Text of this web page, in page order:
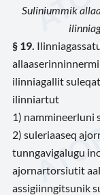
Suliniummik
§ 19.
ilinniagallit
ilinniartut
1) nammineerluni
2) suleriaaseq
tunngavigalugu
ajornartorsiutit
assigiinngitsunik